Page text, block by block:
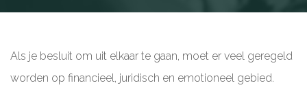
Als je besluit om uit elkaar te gaan, moet er veel geregeld
worden op financieel, juridisch en emotioneel gebied.